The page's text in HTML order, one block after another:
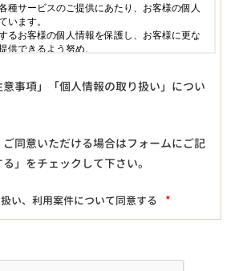
意事項」「個人情報の取り扱い」につい
同意いただける場合はフォームにご記
」をチェックして下さい。
い、利用案件について同意する *